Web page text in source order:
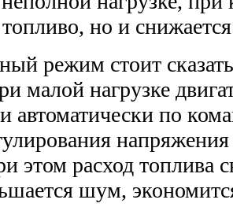
но и
режим стоит
малой нагрузке
автоматически по
этом расход топлива
шум,